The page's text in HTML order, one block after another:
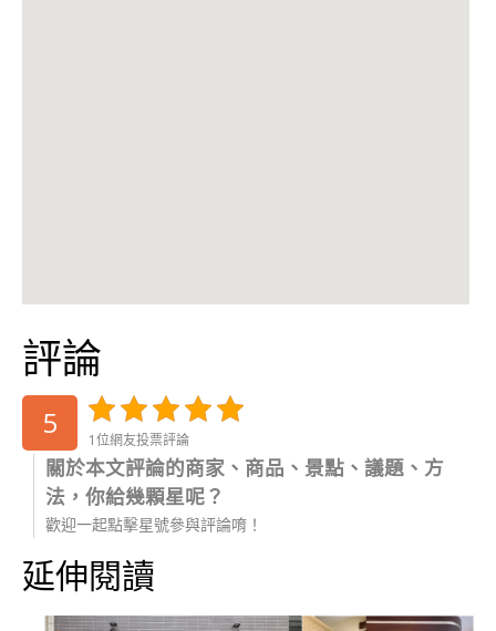
評論
5 1位網友投票評論
關於本文評論的商家、商品、景點、議題、方
法，你給幾顆星呢？
歡迎一起點擊星號參與評論唷！
延伸閱讀